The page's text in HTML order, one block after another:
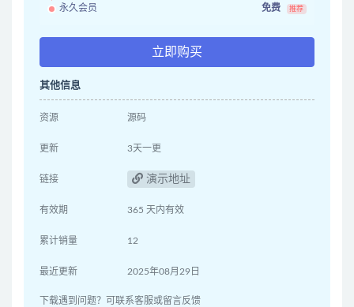
永久会员 免费 推荐
立即购买
其他信息
资源 源码
更新 3天一更
链接 演示地址
有效期 365 天内有效
累计销量 12
最近更新 2025年08月29日
下载遇到问题？可联系客服或留言反馈